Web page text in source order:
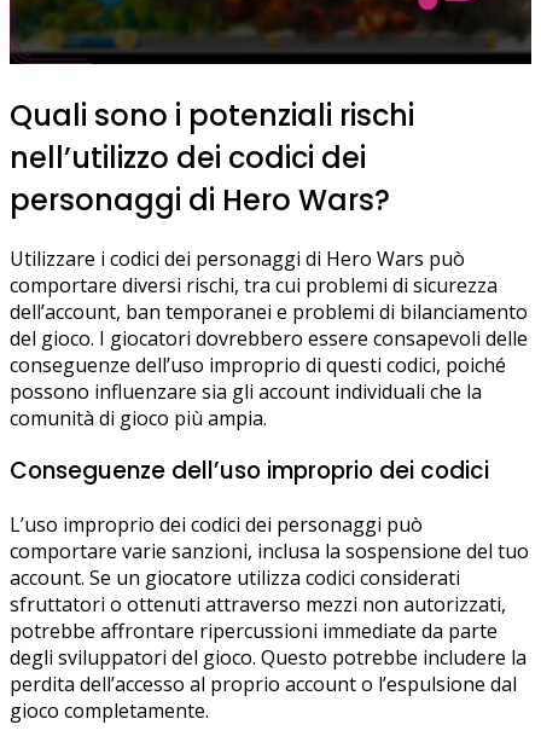
Quali sono i potenziali rischi
nell’utilizzo dei codici dei
personaggi di Hero Wars?
Utilizzare i codici dei personaggi di Hero Wars può
comportare diversi rischi, tra cui problemi di sicurezza
dell’account, ban temporanei e problemi di bilanciamento
del gioco. I giocatori dovrebbero essere consapevoli delle
conseguenze dell’uso improprio di questi codici, poiché
possono influenzare sia gli account individuali che la
comunità di gioco più ampia.
Conseguenze dell’uso improprio dei codici
L’uso improprio dei codici dei personaggi può
comportare varie sanzioni, inclusa la sospensione del tuo
account. Se un giocatore utilizza codici considerati
sfruttatori o ottenuti attraverso mezzi non autorizzati,
potrebbe affrontare ripercussioni immediate da parte
degli sviluppatori del gioco. Questo potrebbe includere la
perdita dell’accesso al proprio account o l’espulsione dal
gioco completamente.